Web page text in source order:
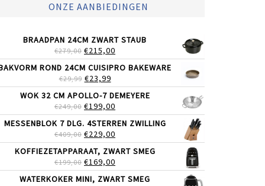
ONZE AANBIEDINGEN
BRAADPAN 24CM ZWART STAUB
€279,00 OORSPRONKELIJKE
PRIJS
WAS:
€279,00.
€215,00
PRIJS
IS:
ROND 24CM CUISIPRO BAKEWARE
€29,99 OORSPRONKELIJKE
PRIJS
WAS:
€29,99.
€23,99HUIDIGE
PRIJS
IS:
€23,99.
WOK 32 CM APOLLO-7 DEMEYERE
€249,00 OORSPRONKELIJKE
PRIJS
WAS:
€249,00.
€199,00
PRIJS
IS:
€199,00.
MESSENBLOK 7 DLG. 4STERREN ZWILLING
€409,00 OORSPRONKELIJKE
PRIJS
WAS:
€409,00.
€229,00
PRIJS
IS:
€229,00.
KOFFIEZETAPPARAAT, ZWART SMEG
€199,00 OORSPRONKELIJKE
PRIJS
WAS:
€169,00
PRIJS
IS:
WATERKOKER MINI, ZWART SMEG